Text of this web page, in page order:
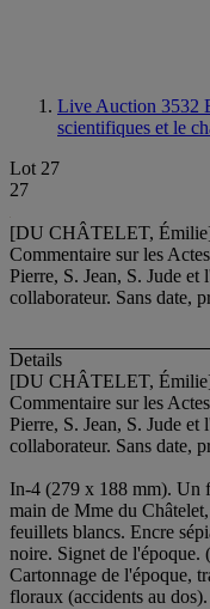
Live Auction 3532
scientifiques et le
Lot 27
27
[DU CHÂTELET,
Commentaire sur les
Pierre, S. Jean, S. Jude
collaborateur. Sans date,
Details
[DU CHÂTELET,
Commentaire sur les
Pierre, S. Jean, S. Jude
collaborateur. Sans date,
In-4 (279 x 188 mm). Un
main de Mme du
feuillets blancs. Encre
noire. Signet de l'époque.
Cartonnage de l'époque,
floraux (accidents au dos).